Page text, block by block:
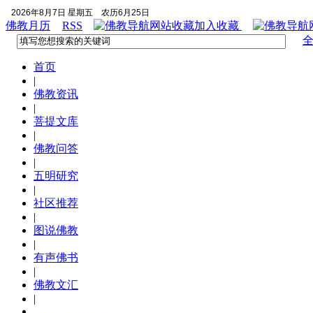
2026年8月7日 星期五 农历6月25日
佛教月历 RSS 加入收藏
首页
|
佛教资讯
|
菩提文库
|
佛教问答
|
五明研究
|
社区推荐
|
图说佛教
|
有声佛书
|
佛教文汇
|